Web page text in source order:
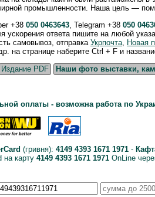
промышленности. Наша цель —
+38 050 0463643 , Telegram +38 050
ускорения ответа пишите на любой
самовывоз, отправка Укрпочта Новая
на странице наберите Ctrl + F и
Издание PDF Наши фото выставки,
оплаты - возможна работа по
(гривня): 4149 4393 1671 1971 -
на карту 4149 4393 1671 1971 OnLine